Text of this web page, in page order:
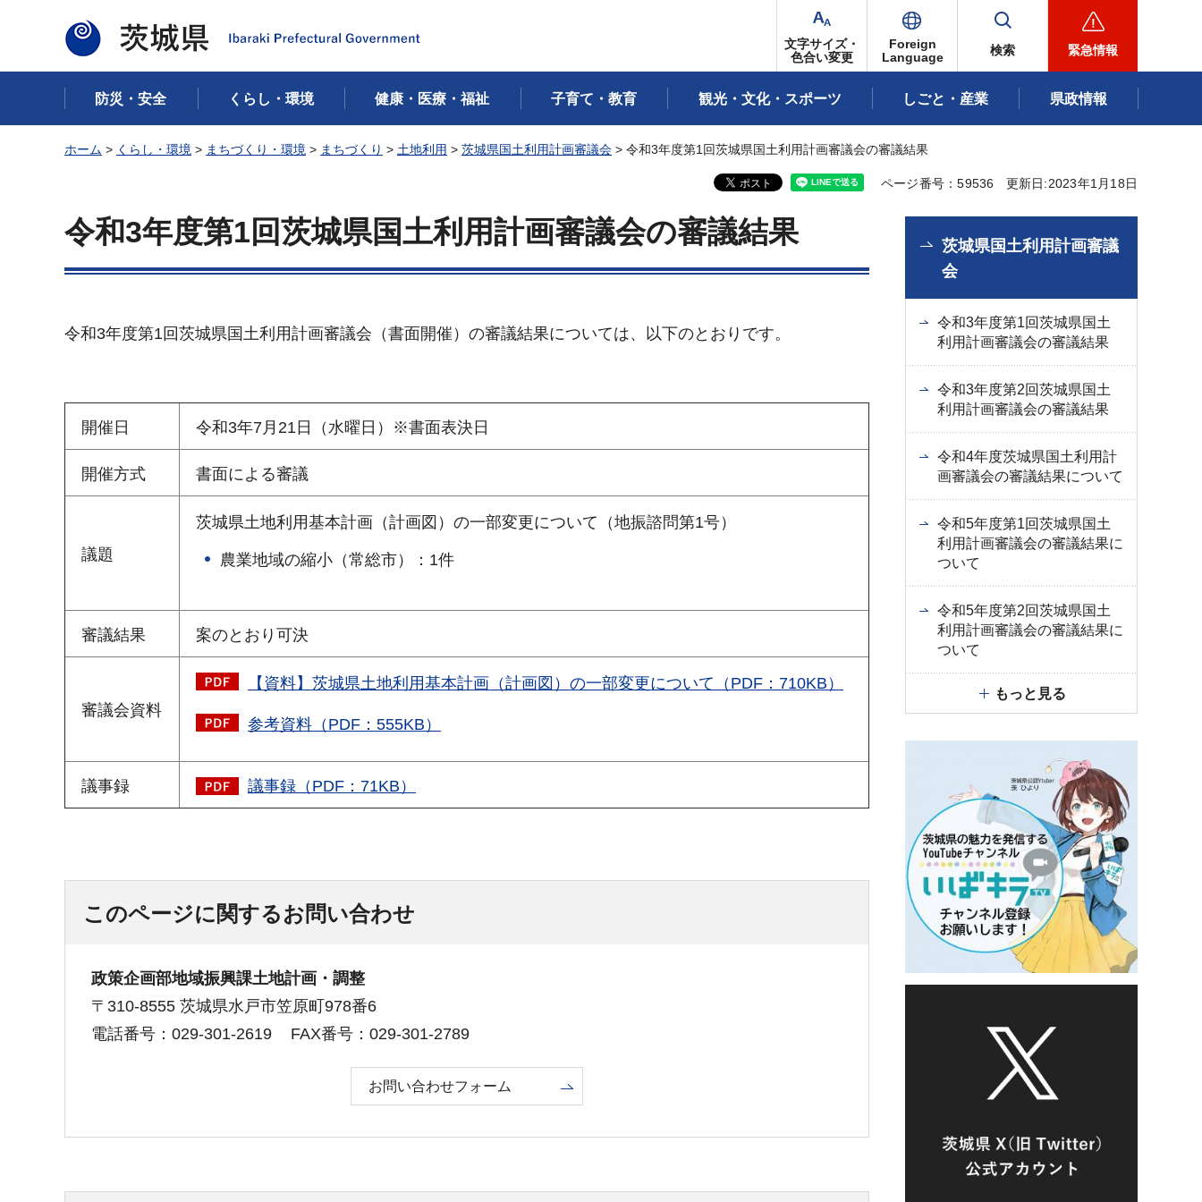
茨城県
文字サイズ・
色合い変更
Foreign
Language
検索 緊急情報
防災・安全 くらし・環境 健康・医療・福祉 子育て・教育 観光・文化・スポーツ しごと・産業 県政情報
ホーム > くらし・環境 > まちづくり・環境 > まちづくり > 土地利用 > 茨城県国土利用計画審議会 > 令和3年度第1回茨城県国土利用計画審議会の審議結果
ページ番号：59536 更新日:2023年1月18日
令和3年度第1回茨城県国土利用計画審議会の審議結果
令和3年度第1回茨城県国土利用計画審議会（書面開催）の審議結果については、以下のとおりです。
開催日 令和3年7月21日（水曜日）※書面表決日
開催方式 書面による審議
議題
茨城県土地利用基本計画（計画図）の一部変更について（地振諮問第1号）
農業地域の縮小（常総市）：1件
審議結果 案のとおり可決
審議会資料
【資料】茨城県土地利用基本計画（計画図）の一部変更について（PDF：710KB）
参考資料（PDF：555KB）
議事録 議事録（PDF：71KB）
このページに関するお問い合わせ
政策企画部地域振興課土地計画・調整
〒310-8555 茨城県水戸市笠原町978番6
電話番号：029-301-2619
FAX番号：029-301-2789
お問い合わせフォーム
茨城県国土利用計画審議
会
令和3年度第1回茨城県国土
利用計画審議会の審議結果
令和3年度第2回茨城県国土
利用計画審議会の審議結果
令和4年度茨城県国土利用計
画審議会の審議結果について
令和5年度第1回茨城県国土
利用計画審議会の審議結果に
ついて
令和5年度第2回茨城県国土
利用計画審議会の審議結果に
ついて
もっと見る